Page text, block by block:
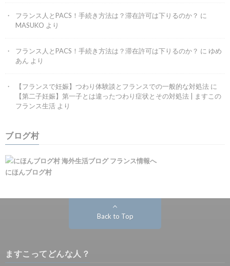
フランス人とPACS！手続き方法は？滞在許可は下りるのか？ に
MASUKO より
フランス人とPACS！手続き方法は？滞在許可は下りるのか？ に ゆめ
あん より
【フランスで妊娠】つわり体験談とフランスでの一般的な対処法 に
【第二子妊娠】第一子とは違ったつわり症状とその対処法 | ますこの
フランス生活 より
ブログ村
にほんブログ村
Back to Top
ますこってどんな人？